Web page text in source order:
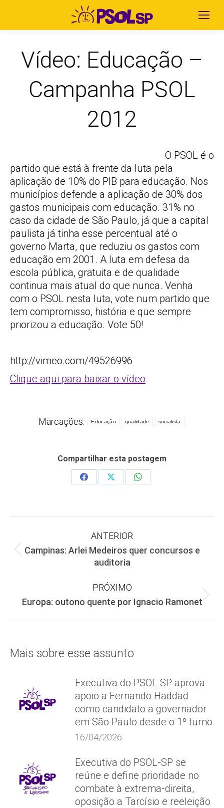
Vídeo: Educação –
Campanha PSOL
2012
O PSOL é o
partido que está à frente da luta pela
aplicação de 10% do PIB para educação. Nos
municípios defende a aplicação de 30% dos
gastos municipais com educação. 31% no
caso da cidade de São Paulo, já que a capital
paulista já tinha esse percentual até o
governo Marta, que reduziu os gastos com
educação em 2001. A luta em defesa da
escola pública, gratuita e de qualidade
continua mais atual do que nunca. Venha
com o PSOL nesta luta, vote num partido que
tem compromisso, história e que sempre
priorizou a educação. Vote 50!
http://vimeo.com/49526996
Clique aqui para baixar o vídeo
Marcações: Educação qualidade socialista
Compartilhar esta postagem
Share
Share
Share
Navegação
de
ANTERIOR
Post
anterior:
Campinas: Arlei Medeiros quer concursos e
auditoria
PRÓXIMO
Próximo
Europa: outono quente por Ignacio Ramonet
Mais sobre esse assunto
Executiva do PSOL SP aprova
apoio a Fernando Haddad
como candidato a governador
em São Paulo desde o 1º turno
16/04/2026
Executiva do PSOL-SP se
reúne e define prioridade no
combate à extrema-direita,
oposição a Tarcísio e reeleição